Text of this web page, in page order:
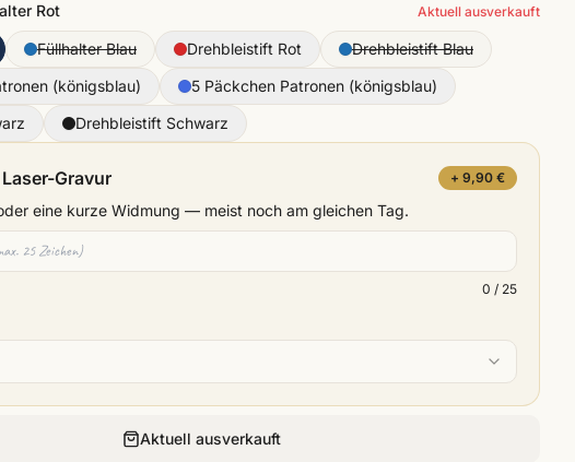
Rot Aktuell ausverkauft
Füllhalter Blau Drehbleistift Rot
Drehbleistift Blau
(königsblau)
5 Päckchen Patronen (königsblau)
Drehbleistift Schwarz
Gravur + 9,90 €
eine kurze Widmung — meist noch am gleichen Tag.
0 / 25
Aktuell ausverkauft